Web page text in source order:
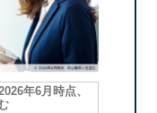
年6月時点、